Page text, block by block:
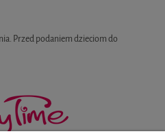
Przed podaniem dzieciom do